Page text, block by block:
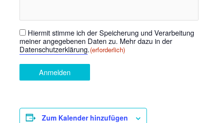
Einwilligung(erforderlich)
Hiermit stimme ich der Speicherung und Verarbeitung
meiner angegebenen Daten zu. Mehr dazu in der
Datenschutzerklärung.(erforderlich)
Anmelden
Zum Kalender hinzufügen